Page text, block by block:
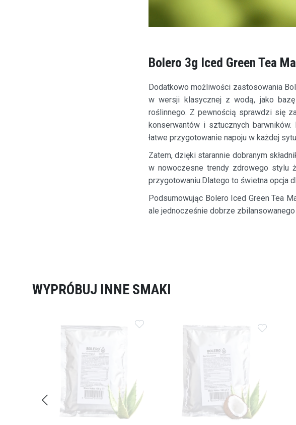
Bolero 3g Iced Green Tea
Dodatkowo możliwości zastosowania
w wersji klasycznej z wodą, jako
roślinnego. Z pewnością sprawdzi się
konserwantów i sztucznych
łatwe przygotowanie napoju w każdej
Zatem, dzięki starannie dobranym
w nowoczesne trendy zdrowego stylu
przygotowaniu.Dlatego to świetna opcja
Podsumowując Bolero Iced Green Tea
ale jednocześnie dobrze
WYPRÓBUJ INNE SMAKI
Dodaj Dodaj